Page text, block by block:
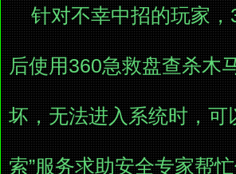
针对不幸中招的玩家
后使用360急救盘查杀木
坏，无法进入系统时，可
索”服务求助安全专家帮